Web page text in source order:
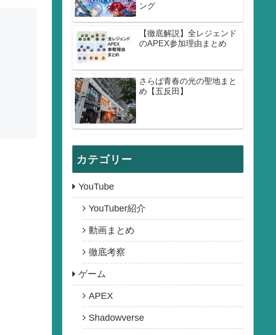
ング
【徹底解説】全レジェンド
のAPEX参加理由まとめ
さらば青春の光の聖地まと
め【五反田】
カテゴリー
YouTube
YouTuber紹介
動画まとめ
徹底考察
ゲーム
APEX
Shadowverse